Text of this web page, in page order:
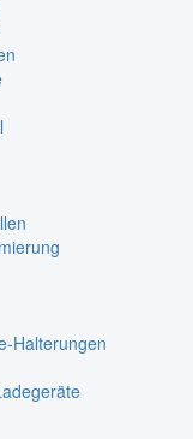
Halterungen